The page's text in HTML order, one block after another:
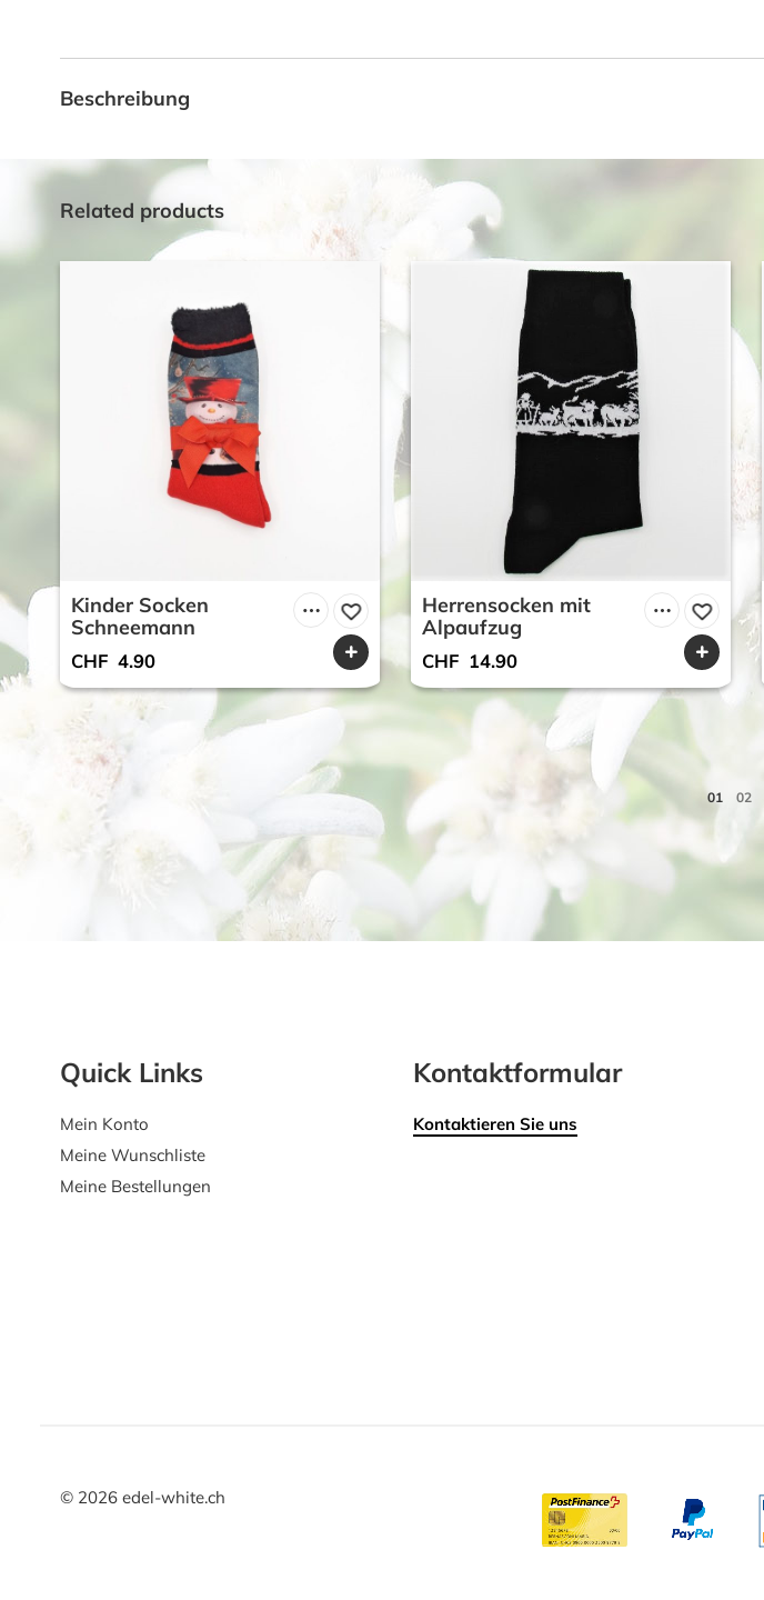
Beschreibung
Related products
Kinder Socken
Schneemann
CHF 4.90
Herrensocken mit
Alpaufzug
CHF 14.90
Quick Links
Mein Konto
Meine Wunschliste
Meine Bestellungen
Kontaktformular
Kontaktieren Sie uns
© 2026edel-white.ch